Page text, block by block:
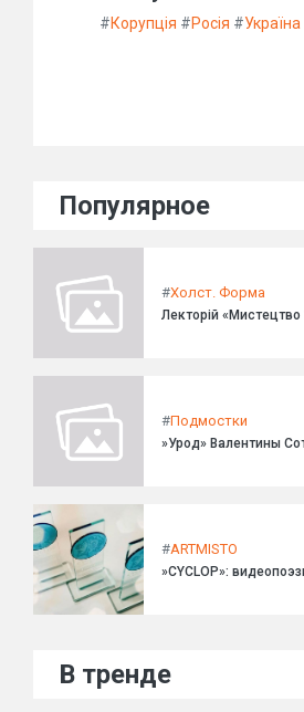
#Корупція #Росія #Україна
Популярное
#Холст. Форма
Лекторій
#Подмостки
»Урод» Валентины
#ARTMISTO
»CYCLOP»:
В тренде